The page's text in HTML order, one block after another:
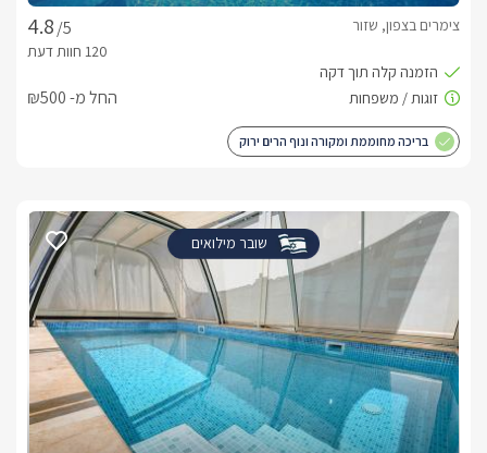
/5
צימרים בצפון, שזור
החל מ- ₪500
בריכה מחוממת ומקורה ונוף הרים ירוק
שובר מילואים